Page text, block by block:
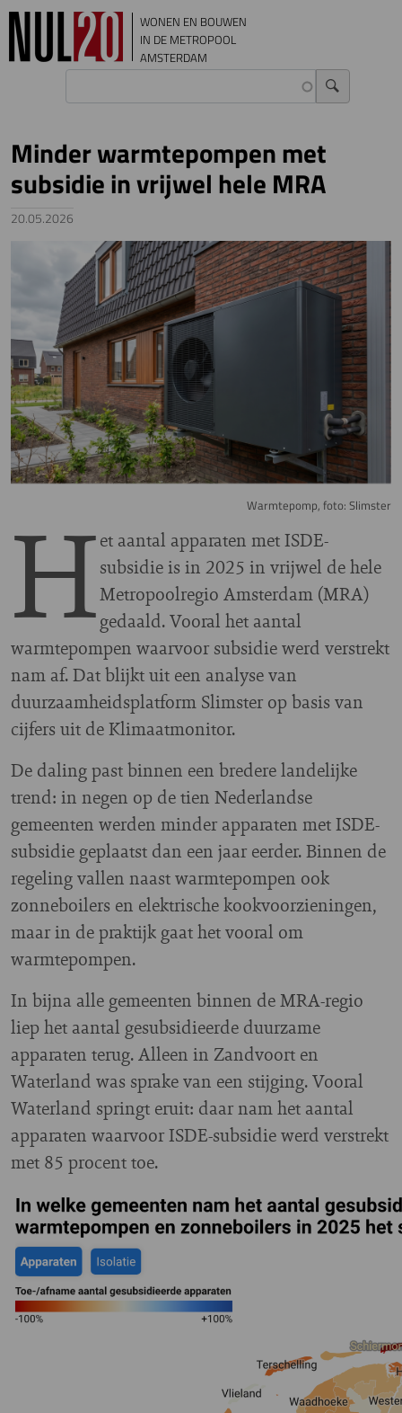
Overslaan en naar de inhoud gaan
WONEN EN BOUWEN
IN DE METROPOOL
AMSTERDAM
Minder warmtepompen met
subsidie in vrijwel hele MRA
20.05.2026
Warmtepomp, foto: Slimster
Het aantal apparaten met ISDE-
subsidie is in 2025 in vrijwel de hele
Metropoolregio Amsterdam (MRA)
gedaald. Vooral het aantal
warmtepompen waarvoor subsidie werd verstrekt
nam af. Dat blijkt uit een analyse van
duurzaamheidsplatform Slimster op basis van
cijfers uit de Klimaatmonitor.
De daling past binnen een bredere landelijke
trend: in negen op de tien Nederlandse
gemeenten werden minder apparaten met ISDE-
subsidie geplaatst dan een jaar eerder. Binnen de
regeling vallen naast warmtepompen ook
zonneboilers en elektrische kookvoorzieningen,
maar in de praktijk gaat het vooral om
warmtepompen.
In bijna alle gemeenten binnen de MRA-regio
liep het aantal gesubsidieerde duurzame
apparaten terug. Alleen in Zandvoort en
Waterland was sprake van een stijging. Vooral
Waterland springt eruit: daar nam het aantal
apparaten waarvoor ISDE-subsidie werd verstrekt
met 85 procent toe.
Image